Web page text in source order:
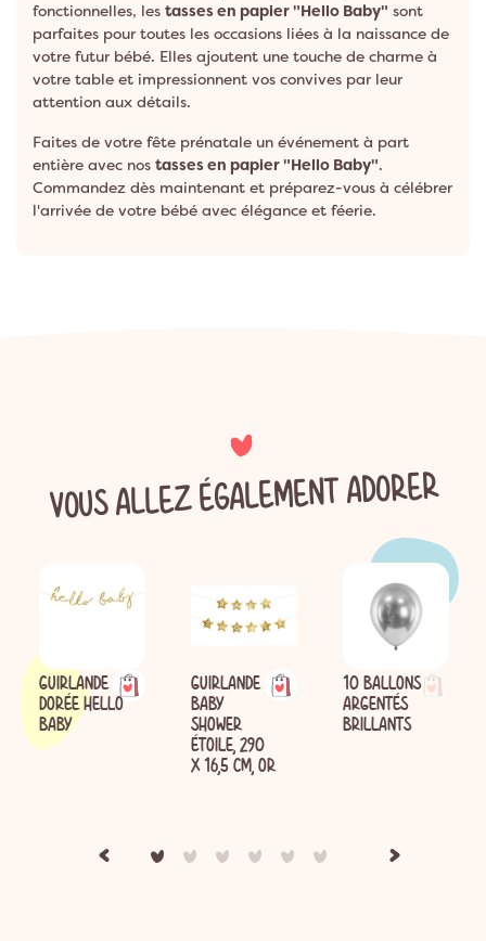
fonctionnelles, les tasses en papier "Hello Baby" sont
parfaites pour toutes les occasions liées à la naissance de
votre futur bébé. Elles ajoutent une touche de charme à
votre table et impressionnent vos convives par leur
attention aux détails.
Faites de votre fête prénatale un événement à part
entière avec nos tasses en papier "Hello Baby".
Commandez dès maintenant et préparez-vous à célébrer
l'arrivée de votre bébé avec élégance et féerie.
VOUS ALLEZ ÉGALEMENT ADORER
GUIRLANDE
DORÉE HELLO
BABY
GUIRLANDE
BABY
SHOWER
ÉTOILE, 290
X 16,5 CM, OR
10 BALLONS
ARGENTÉS
BRILLANTS